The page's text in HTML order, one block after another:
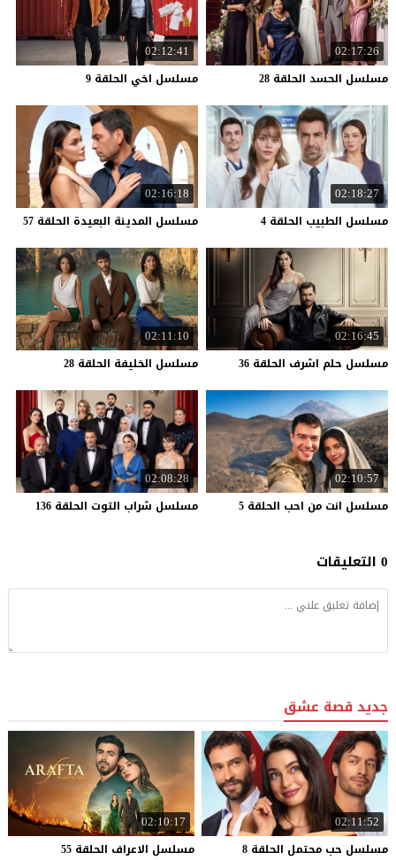
02:17:26
مسلسل الحسد الحلقة 28
02:12:41
مسلسل اخي الحلقة 9
02:18:27
مسلسل الطبيب الحلقة 4
02:16:18
مسلسل المدينة البعيدة الحلقة 57
02:16:45
مسلسل حلم اشرف الحلقة 36
02:11:10
مسلسل الخليفة الحلقة 28
02:10:57
مسلسل انت من احب الحلقة 5
02:08:28
مسلسل شراب التوت الحلقة 136
0 التعليقات
جديد قصة عشق
02:11:52
مسلسل حب محتمل الحلقة 8
02:10:17
مسلسل الاعراف الحلقة 55